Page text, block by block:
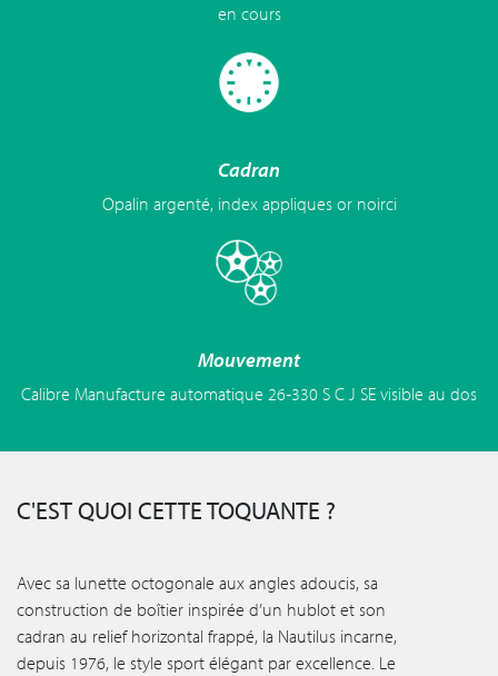
en cours
Cadran
Opalin argenté, index appliques or noirci
Mouvement
Calibre Manufacture automatique 26‑330 S C J SE visible au dos
C'EST QUOI CETTE TOQUANTE ?
Avec sa lunette octogonale aux angles adoucis, sa
construction de boîtier inspirée d’un hublot et son
cadran au relief horizontal frappé, la Nautilus incarne,
depuis 1976, le style sport élégant par excellence. Le